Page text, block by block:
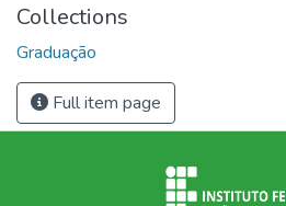
Collections
Graduação
Full item page